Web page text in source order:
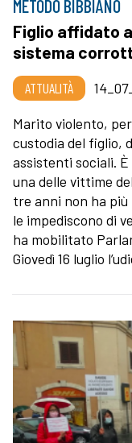
METODO BIBBIANO
Figlio affidato
sistema
ATTUALITÀ
Marito violento,
custodia del figlio,
assistenti sociali. È
una delle vittime
tre anni non ha
le impediscono di
ha mobilitato
Giovedì 16 luglio